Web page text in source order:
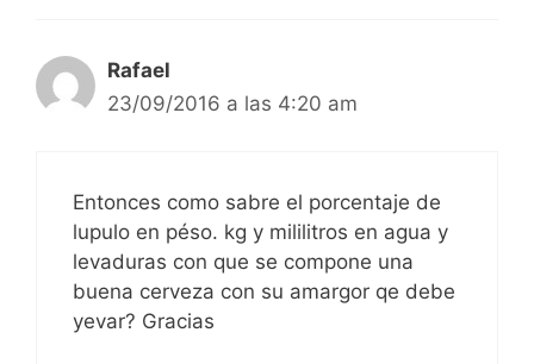
Rafael
23/09/2016 a las 4:20 am
Entonces como sabre el porcentaje de
lupulo en péso. kg y mililitros en agua y
levaduras con que se compone una
buena cerveza con su amargor qe debe
yevar? Gracias